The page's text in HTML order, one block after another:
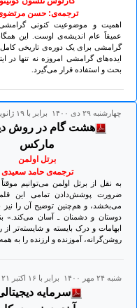
ترجمه‌ی: حسن
اهمیت و موضوعیت کنونی
عمیقاً عام اندیشه‌ی اوست. این
گرامشی برای یک دوره‌ی تاریخی کامل
ایده‌های گرامشی امروزه نه تنها در
بحث و استفاده قرار می‌گیرد.
چهارشنبه ۲۹ دی ۱۴۰۰ برابر با ۱۹ ژانويه ۲۰۲۲
هشت گام در روش
مارکس
برتل اولمن
ترجمه‌ی حامد سعیدی
به نقل از برتل اولمن می‌توانیم
ضرورت‌ پوشش‌دادن تمامی این
می‌بخشد، و هم‌چنین توضیح آن را نیز
دوستان و دشمنان ـ آسان می‌کند.»
ابهامات و درک بایسته و شایسته‌تر
روشن‌گرانه، آموزنده و ارزنده را به
شنبه ۲۴ مهر ۱۴۰۰ برابر با ۱۶ اکتبر ۲۰۲۱
سرمایه‌